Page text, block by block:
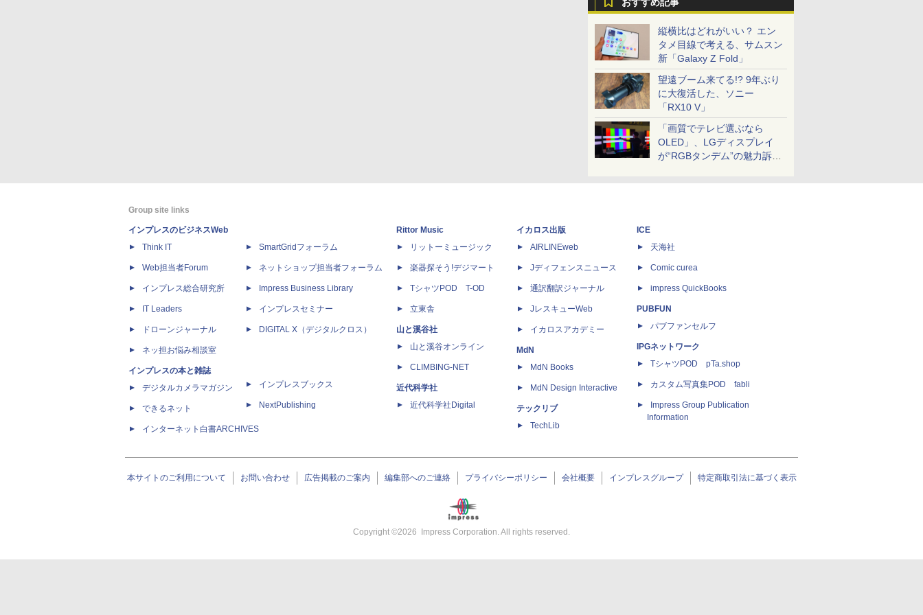
縦横比はどれがいい？ エン
タメ目線で考える、サムスン
新「Galaxy Z Fold」
望遠ブーム来てる!? 9年ぶり
に大復活した、ソニー
「RX10 V」
「画質でテレビ選ぶなら
OLED」、LGディスプレイ
が“RGBタンデム”の魅力訴
Group site links
インプレスのビジネスWeb
Think IT
Web担当者Forum
インプレス総合研究所
IT Leaders
ドローンジャーナル
ネッ担お悩み相談室
インプレスの本と雑誌
デジタルカメラマガジン
できるネット
インターネット白書ARCHIVES
SmartGridフォーラム
ネットショップ担当者フォーラム
Impress Business Library
インプレスセミナー
DIGITAL X（デジタルクロス）
インプレスブックス
NextPublishing
Rittor Music
リットーミュージック
楽器探そう!デジマート
TシャツPOD T-OD
立東舎
山と溪谷社
山と溪谷オンライン
CLIMBING-NET
近代科学社
近代科学社Digital
イカロス出版
AIRLINEweb
Jディフェンスニュース
通訳翻訳ジャーナル
JレスキューWeb
イカロスアカデミー
MdN
MdN Books
MdN Design Interactive
テックリブ
TechLib
ICE
天海社
Comic curea
impress QuickBooks
PUBFUN
パブファンセルフ
IPGネットワーク
TシャツPOD pTa.shop
カスタム写真集POD fabli
Impress Group Publication
Information
本サイトのご利用について お問い合わせ 広告掲載のご案内 編集部へのご連絡 プライバシーポリシー 会社概要 インプレスグループ 特定商取引法に基づく表示
Copyright ©2026 Impress Corporation. All rights reserved.